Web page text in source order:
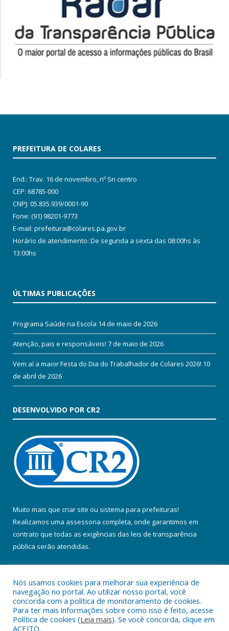
PREFEITURA DE COLARES
End.: Trav. 16 de novembro, nº Sn centro
CEP: 68785-000
CNPJ: 05.835.939/0001-90
Fone: (91) 98201-9773
E-mail: prefeitura@colares.pa.gov.br
Horário de atendimento: De segunda a sexta das 08:00hs às
13:00hs
ÚLTIMAS PUBLICAÇÕES
Programa Saúde na Escola 14 de maio de 2026
Atenção, pais e responsáveis! 7 de maio de 2026
Vem aí a maior Festa do Dia do Trabalhador de Colares 2026! 10
de abril de 2026
DESENVOLVIDO POR CR2
Muito mais que criar site ou sistema para prefeituras!
Realizamos uma assessoria completa, onde garantimos em
contrato que todas as exigências das leis de transparência
pública serão atendidas.
Todos os direitos reservados a Prefeitura Municipal de Colares.
Nós usamos cookies para melhorar sua experiência de
navegação no portal. Ao utilizar nosso portal, você
concorda com a política de monitoramento de cookies.
Para ter mais informações sobre como isso é feito, acesse
Política de cookies (Leia mais). Se você concorda, clique em
ACEITO.